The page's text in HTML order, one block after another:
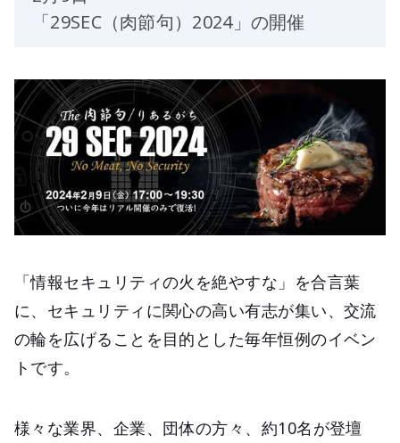
「29SEC（肉節句）2024」の開催
「情報セキュリティの火を絶やすな」を合言葉
に、セキュリティに関心の高い有志が集い、交流
の輪を広げることを目的とした毎年恒例のイベン
トです。
様々な業界、企業、団体の方々、約10名が登壇